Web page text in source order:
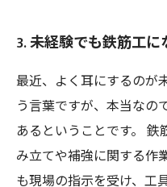
3. 未経験でも鉄筋工に
最近、よく耳にするのが
う言葉ですが、本当なの
あるということです。
み立てや補強に関する作
も現場の指示を受け、工